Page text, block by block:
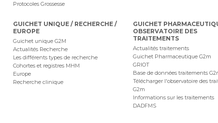
Protocoles Grossesse
GUICHET UNIQUE / RECHERCHE /
EUROPE
Guichet unique G2M
Actualités Recherche
Les différents types de recherche
Cohortes et registres MHM
Europe
Recherche clinique
GUICHET
OBSERVATOIRE DES
TRAITEMENTS
Actualités traitements
Guichet Pharmaceutique G2m
GRIOT
Base de données traitements
Télécharger l'observatoire des
G2m
Informations sur les traitements
DADFMS